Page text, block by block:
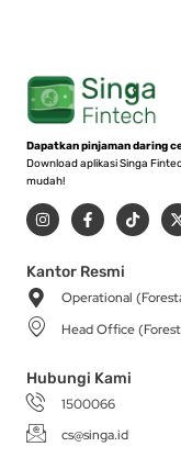
Dapatkan pinjaman daring
Download aplikasi Singa
mudah!
I
n
s
a
g
r
a
m
F
a
c
b
o
-
T
i
k
t
t
r
Kantor Resmi
Operational
Head Office
Hubungi Kami
1500066
cs@singa.id